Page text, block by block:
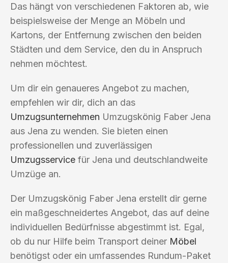
Das hängt von verschiedenen Faktoren ab, wie
beispielsweise der Menge an Möbeln und
Kartons, der Entfernung zwischen den beiden
Städten und dem Service, den du in Anspruch
nehmen möchtest.
Um dir ein genaueres Angebot zu machen,
empfehlen wir dir, dich an das
Umzugsunternehmen Umzugskönig Faber Jena
aus Jena zu wenden. Sie bieten einen
professionellen und zuverlässigen
Umzugsservice für Jena und deutschlandweite
Umzüge an.
Der Umzugskönig Faber Jena erstellt dir gerne
ein maßgeschneidertes Angebot, das auf deine
individuellen Bedürfnisse abgestimmt ist. Egal,
ob du nur Hilfe beim Transport deiner Möbel
benötigst oder ein umfassendes Rundum-Paket